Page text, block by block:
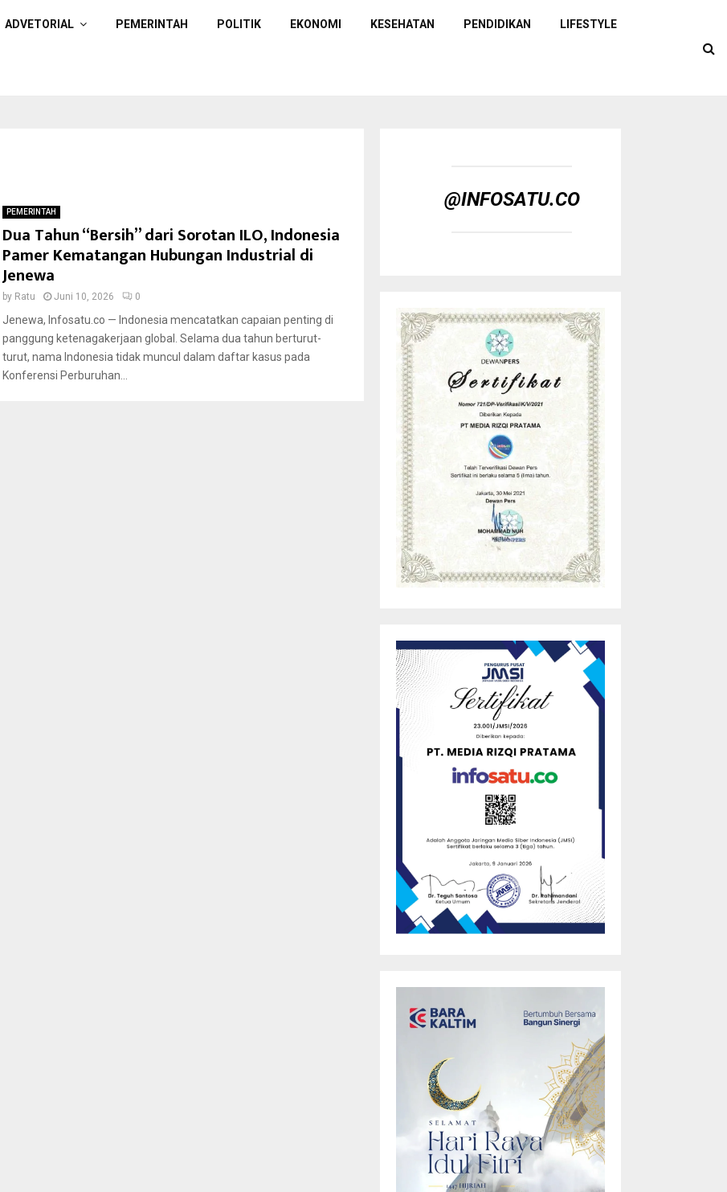
ADVETORIAL PEMERINTAH POLITIK EKONOMI KESEHATAN PENDIDIKAN LIFESTYLE
PEMERINTAH
Dua Tahun “Bersih” dari Sorotan ILO, Indonesia
Pamer Kematangan Hubungan Industrial di
Jenewa
by Ratu Juni 10, 2026 0
Jenewa, Infosatu.co — Indonesia mencatatkan capaian penting di
panggung ketenagakerjaan global. Selama dua tahun berturut-
turut, nama Indonesia tidak muncul dalam daftar kasus pada
Konferensi Perburuhan...
@INFOSATU.CO